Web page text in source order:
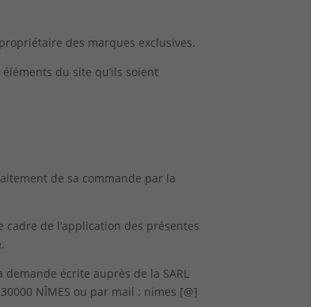
des marques exclusives.
du site qu’ils soient
de sa commande par la
de l’application des présentes
écrite auprès de la SARL
30000 NÎMES ou par mail : nimes [@]